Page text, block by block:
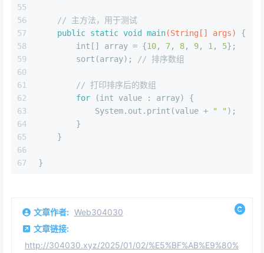
55
56
57
58
59
60
61
62
63
64
65
66
67
// 主方法，用于测试
public static void main(String[] args)
{
int [] array = {10, 7, 8, 9, 1 , 5};
        sort(array);
// 排序数组
// 打印排序后的数组
for (int value : array) {
            System.out.print(value +
" " );
        }
    }
}
文章作者: Web304030
文章链接:
http://304030.xyz/2025/01/02/%E5%BF%AB%E9%80%